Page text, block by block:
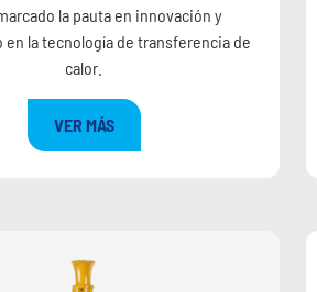
la pauta en innovación y
la tecnología de transferencia de
calor.
VER MÁS